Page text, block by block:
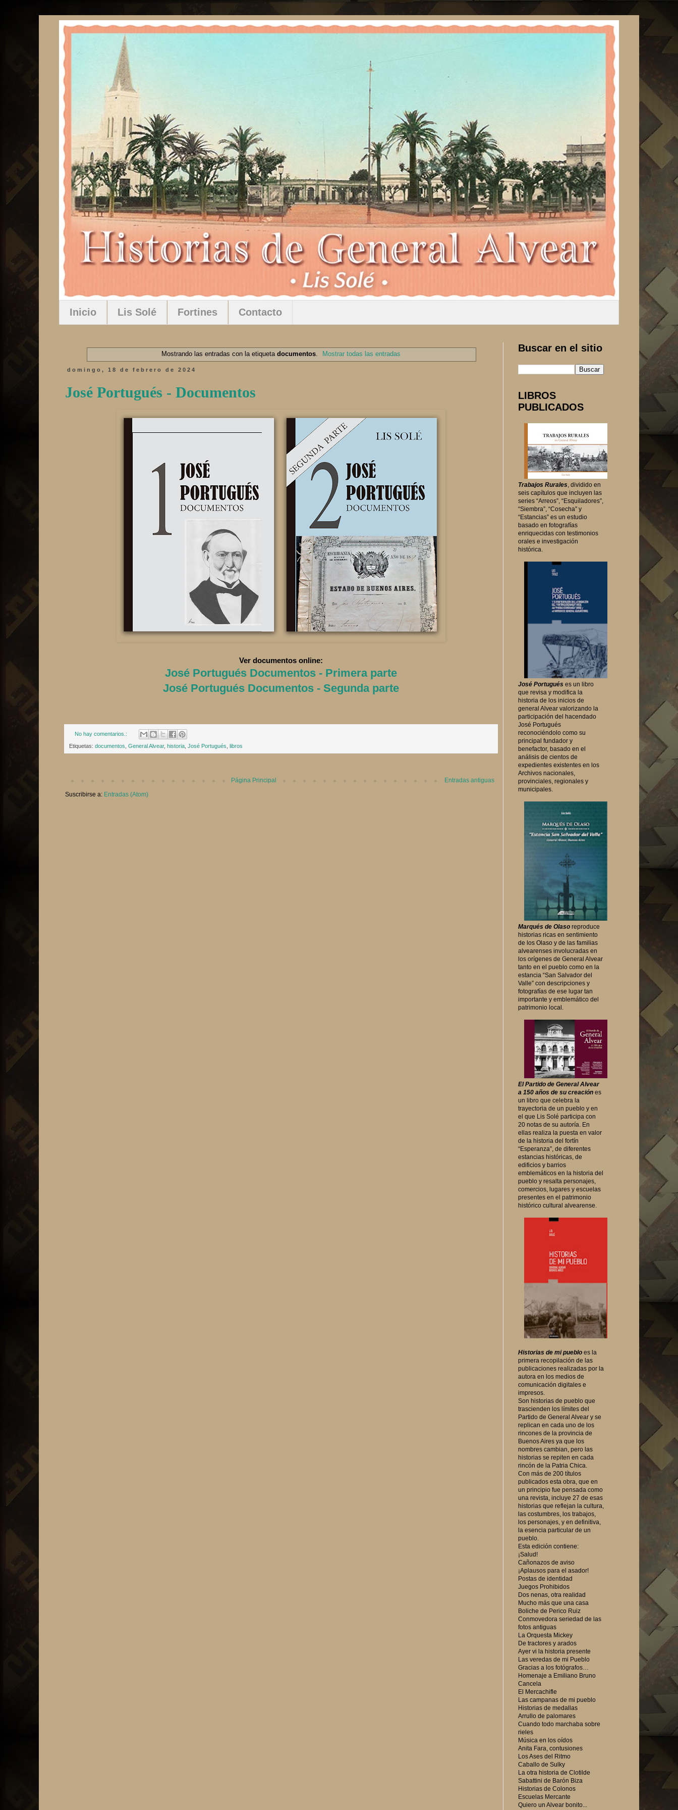
Inicio Lis Solé Fortines Contacto
Mostrando las entradas con la etiqueta documentos. Mostrar todas las entradas
domingo, 18 de febrero de 2024
José Portugués - Documentos
Ver documentos online:
José Portugués Documentos - Primera parte
José Portugués Documentos - Segunda parte
No hay comentarios.:
Etiquetas: documentos General Alvear, historia José Portugués libros
Entradas antiguas
Página Principal
Suscribirse a: Entradas (Atom)
Buscar en el sitio
LIBROS
PUBLICADOS
Trabajos Rurales, dividido en
seis capítulos que incluyen las
series “Arreos”, “Esquiladores”,
“Siembra”, “Cosecha” y
“Estancias” es un estudio
basado en fotografías
enriquecidas con testimonios
orales e investigación
histórica.
José Portugués es un libro
que revisa y modifica la
historia de los inicios de
general Alvear valorizando la
participación del hacendado
José Portugués
reconociéndolo como su
principal fundador y
benefactor, basado en el
análisis de cientos de
expedientes existentes en los
Archivos nacionales,
provinciales, regionales y
municipales.
Marqués de Olaso reproduce
historias ricas en sentimiento
de los Olaso y de las familias
alvearenses involucradas en
los orígenes de General Alvear
tanto en el pueblo como en la
estancia “San Salvador del
Valle” con descripciones y
fotografías de ese lugar tan
importante y emblemático del
patrimonio local.
El Partido de General Alvear
a 150 años de su creación es
un libro que celebra la
trayectoria de un pueblo y en
el que Lis Solé participa con
20 notas de su autoría. En
ellas realiza la puesta en valor
de la historia del fortín
“Esperanza”, de diferentes
estancias históricas, de
edificios y barrios
emblemáticos en la historia del
pueblo y resalta personajes,
comercios, lugares y escuelas
presentes en el patrimonio
histórico cultural alvearense.
Historias de mi pueblo es la
primera recopilación de las
publicaciones realizadas por la
autora en los medios de
comunicación digitales e
impresos.
Son historias de pueblo que
trascienden los límites del
Partido de General Alvear y se
replican en cada uno de los
rincones de la provincia de
Buenos Aires ya que los
nombres cambian, pero las
historias se repiten en cada
rincón de la Patria Chica.
Con más de 200 títulos
publicados esta obra, que en
un principio fue pensada como
una revista, incluye 27 de esas
historias que reflejan la cultura,
las costumbres, los trabajos,
los personajes, y en definitiva,
la esencia particular de un
pueblo.
Esta edición contiene:
¡Salud!
Cañonazos de aviso
¡Aplausos para el asador!
Postas de identidad
Juegos Prohibidos
Dos nenas, otra realidad
Mucho más que una casa
Boliche de Perico Ruiz
Conmovedora seriedad de las
fotos antiguas
La Orquesta Mickey
De tractores y arados
Ayer vi la historia presente
Las veredas de mi Pueblo
Gracias a los fotógrafos…
Homenaje a Emiliano Bruno
Cancela
El Mercachifle
Las campanas de mi pueblo
Historias de medallas
Arrullo de palomares
Cuando todo marchaba sobre
rieles
Música en los oídos
Anita Fara, contusiones
Los Ases del Ritmo
Caballo de Sulky
La otra historia de Clotilde
Sabattini de Barón Biza
Historias de Colonos
Escuelas Mercante
Quiero un Alvear bonito...